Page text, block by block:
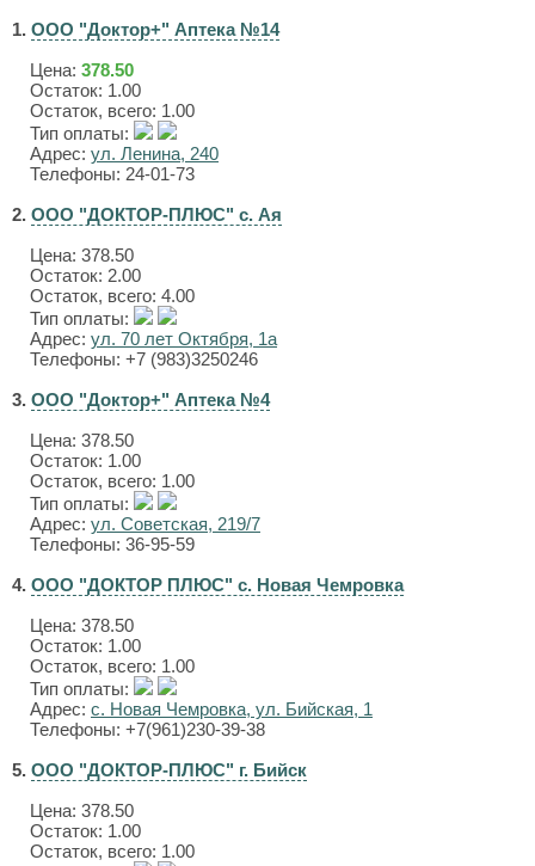
1. ООО "Доктор+" Аптека №14
Цена: 378.50
Остаток: 1.00
Остаток, всего: 1.00
Тип оплаты:
Адрес: ул. Ленина, 240
Телефоны: 24-01-73
2. ООО "ДОКТОР-ПЛЮС" с. Ая
Цена: 378.50
Остаток: 2.00
Остаток, всего: 4.00
Тип оплаты:
Адрес: ул. 70 лет Октября, 1а
Телефоны: +7 (983)3250246
3. ООО "Доктор+" Аптека №4
Цена: 378.50
Остаток: 1.00
Остаток, всего: 1.00
Тип оплаты:
Адрес: ул. Советская, 219/7
Телефоны: 36-95-59
4. ООО "ДОКТОР ПЛЮС" с. Новая Чемровка
Цена: 378.50
Остаток: 1.00
Остаток, всего: 1.00
Тип оплаты:
Адрес: с. Новая Чемровка, ул. Бийская, 1
Телефоны: +7(961)230-39-38
5. ООО "ДОКТОР-ПЛЮС" г. Бийск
Цена: 378.50
Остаток: 1.00
Остаток, всего: 1.00